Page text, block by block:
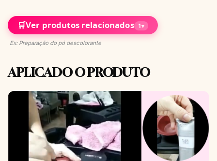
🛒Ver produtos relacionados 1▾
Ex: Preparação do pó descolorante
APLICADO O PRODUTO